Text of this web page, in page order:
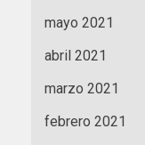
mayo 2021
abril 2021
marzo 2021
febrero 2021